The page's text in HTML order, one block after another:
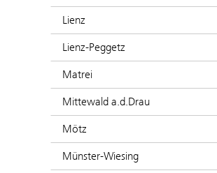
Lienz
Lienz-Peggetz
Matrei
Mittewald a.d.Drau
Mötz
Münster-Wiesing